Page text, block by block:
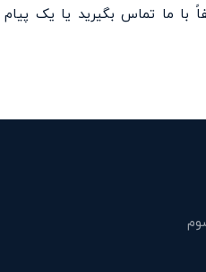
با ما تماس بگیرید یا یک پیام